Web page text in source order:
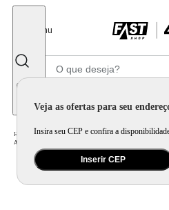
Menu
Veja as ofertas para seu
Insira seu CEP e confira a
Inserir CEP
Home Eletroportátil / Equipamento de Limpeza / Aspirador de
Aspirador de Pó e Líquidos Kärcher NT 3000 1600W 170mbar 30L